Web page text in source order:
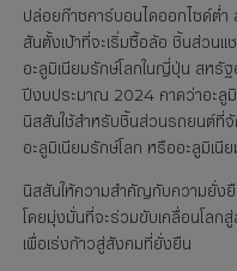
ปล่อยก๊าซคาร์บอนไดออกไซด์ต่
สันตั้งเป้าที่จะเริ่มซื้อล้อ ชิ้นส่วน
อะลูมิเนียมรักษ์โลกในญี่ปุ่น สหรัฐ
ปีงบประมาณ 2024 คาดว่าอะลู
นิสสันใช้สำหรับชิ้นส่วนรถยนต์ที่
อะลูมิเนียมรักษ์โลก หรืออะลูมิเนี
นิสสันให้ความสำคัญกับความยั่งยื
โดยมุ่งมั่นที่จะร่วมขับเคลื่อนโลก
เพื่อเร่งก้าวสู่สังคมที่ยั่งยืน